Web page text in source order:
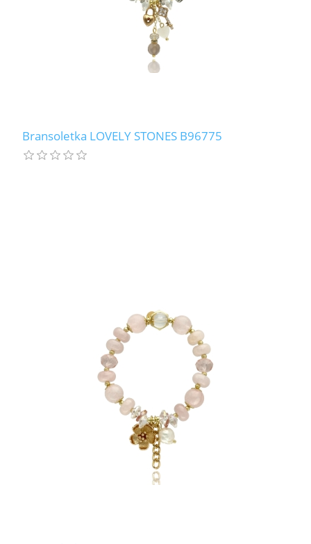
Bransoletka LOVELY STONES B96775